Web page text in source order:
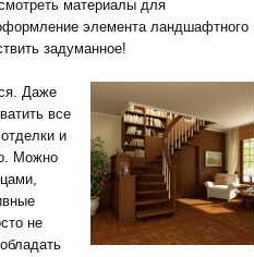
материалы для
элемента ландшафтного
задуманное!
Даже
все
и
Можно
не